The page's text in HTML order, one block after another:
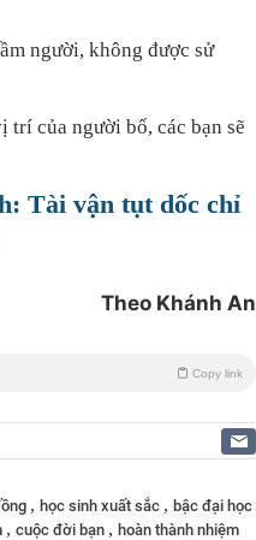
người, không được sử
của người bố, các bạn sẽ
Tài vận tụt dốc chỉ
Theo Khánh An
Copy link
, học sinh xuất sắc , bậc đại học
, cuộc đời bạn , hoàn thành nhiệm